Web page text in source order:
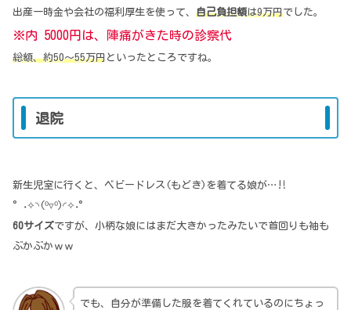
出産一時金や会社の福利厚生を使って、 自己負担額は9万円でした。
※内 5000円は、陣痛がきた時の診察代
総額、約50～55万円といったところですね。
退院
新生児室に行くと、ベビードレス(もどき)を着てる娘が…‼
°˖✧◝(⁰▿⁰)◜✧˖°
60サイズですが、小柄な娘にはまだ大きかったみたいで首回りも袖も
ぶかぶかｗｗ
でも、自分が準備した服を着てくれているのにちょっ